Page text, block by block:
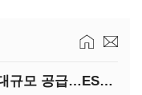
포스코퓨처엠, LFP 양극재 첫 대규모 공급…ESS 시장 공략